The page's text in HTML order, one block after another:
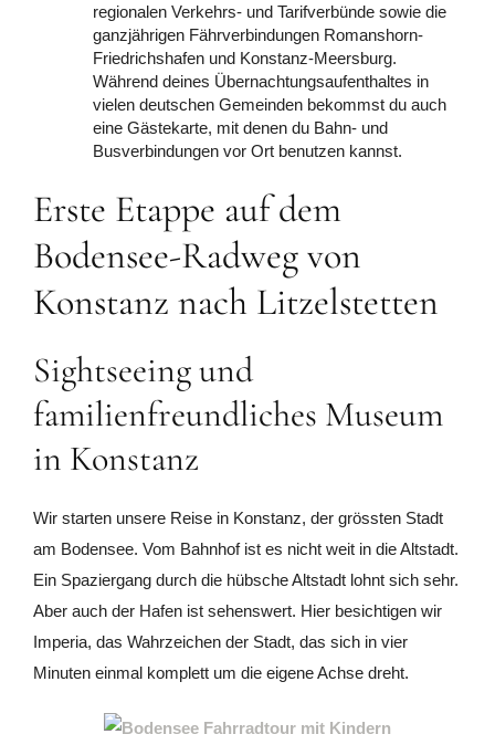
regionalen Verkehrs- und Tarifverbünde sowie die
ganzjährigen Fährverbindungen Romanshorn-
Friedrichshafen und Konstanz-Meersburg.
Während deines Übernachtungsaufenthaltes in
vielen deutschen Gemeinden bekommst du auch
eine Gästekarte, mit denen du Bahn- und
Busverbindungen vor Ort benutzen kannst.
Erste Etappe auf dem
Bodensee-Radweg von
Konstanz nach Litzelstetten
Sightseeing und
familienfreundliches Museum
in Konstanz
Wir starten unsere Reise in Konstanz, der grössten Stadt
am Bodensee. Vom Bahnhof ist es nicht weit in die Altstadt.
Ein Spaziergang durch die hübsche Altstadt lohnt sich sehr.
Aber auch der Hafen ist sehenswert. Hier besichtigen wir
Imperia, das Wahrzeichen der Stadt, das sich in vier
Minuten einmal komplett um die eigene Achse dreht.